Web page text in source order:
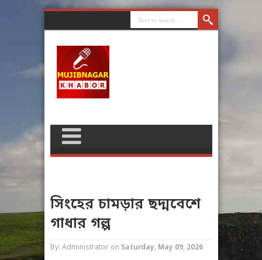
সিংহের চামড়ার ছদ্মবেশে
গাধার গল্প
By: Administrator on Saturday, May 09, 2026